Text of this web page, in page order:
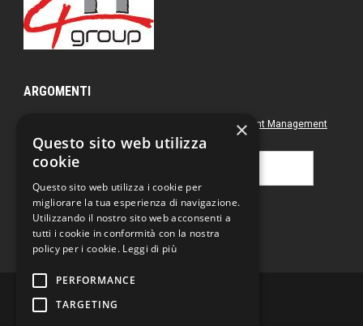
ARGOMENTI
Document Management
Green Postal & Mail Printing
Ricerca
×
Questo sito web utilizza
cookie
Questo sito web utilizza i cookie per
migliorare la tua esperienza di navigazione.
Utilizzando il nostro sito web acconsenti a
tutti i cookie in conformità con la nostra
policy per i cookie. Leggi di più
PERFORMANCE
TARGETING